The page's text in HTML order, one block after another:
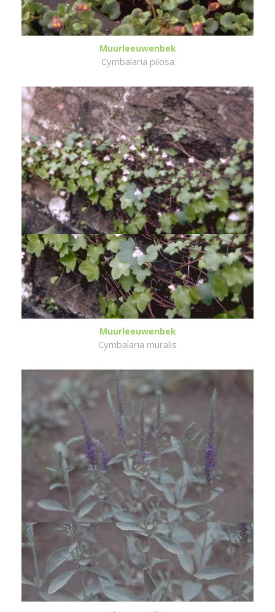
Muurleeuwenbek
Cymbalaria pilosa
Muurleeuwenbek
Cymbalaria muralis